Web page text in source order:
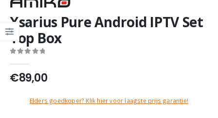
Xsarius Pure Android IPTV Set
Top Box
€89,00
Elders goedkoper? Klik hier voor laagste prijs garantie!